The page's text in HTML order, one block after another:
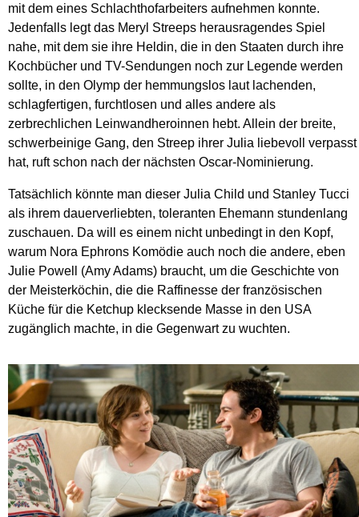
mit dem eines Schlachthofarbeiters aufnehmen konnte.
Jedenfalls legt das Meryl Streeps herausragendes Spiel
nahe, mit dem sie ihre Heldin, die in den Staaten durch ihre
Kochbücher und TV-Sendungen noch zur Legende werden
sollte, in den Olymp der hemmungslos laut lachenden,
schlagfertigen, furchtlosen und alles andere als
zerbrechlichen Leinwandheroinnen hebt. Allein der breite,
schwerbeinige Gang, den Streep ihrer Julia liebevoll verpasst
hat, ruft schon nach der nächsten Oscar-Nominierung.
Tatsächlich könnte man dieser Julia Child und Stanley Tucci
als ihrem dauerverliebten, toleranten Ehemann stundenlang
zuschauen. Da will es einem nicht unbedingt in den Kopf,
warum Nora Ephrons Komödie auch noch die andere, eben
Julie Powell (Amy Adams) braucht, um die Geschichte von
der Meisterköchin, die die Raffinesse der französischen
Küche für die Ketchup klecksende Masse in den USA
zugänglich machte, in die Gegenwart zu wuchten.